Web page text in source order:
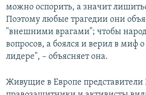
можно оспорить, а значит
Поэтому любые трагедии они
"внешними врагами"; чтобы
вопросов, а боялся и верил в миф
лидере", – объясняет она.
Живущие в Европе